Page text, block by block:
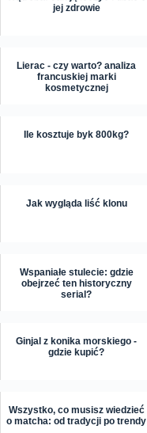
jej zdrowie
Lierac - czy warto? analiza
francuskiej marki
kosmetycznej
Ile kosztuje byk 800kg?
Jak wygląda liść klonu
Wspaniałe stulecie: gdzie
obejrzeć ten historyczny
serial?
Ginjal z konika morskiego -
gdzie kupić?
Wszystko, co musisz wiedzieć
o matcha: od tradycji po trendy